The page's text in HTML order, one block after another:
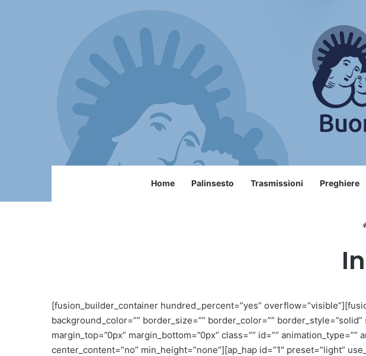
Home Palinsesto Trasmissioni Preghiere
[fusion_builder_container hundred_percent=”yes”
background_color=”” border_size=”” border_color=””
margin_top=”0px” margin_bottom=”0px” class=”” id=””
center_content=”no” min_height=”none”][ap_hap id=”1″ preset=”light”